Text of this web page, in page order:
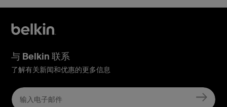
与 Belkin 联系
了解有关新闻和优惠的更多信息